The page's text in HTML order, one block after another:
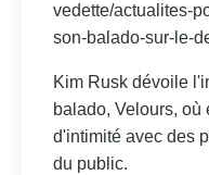
vedette/actualites-
son-balado-sur-le-
Kim Rusk dévoile
balado, Velours, où
d'intimité avec des
du public.